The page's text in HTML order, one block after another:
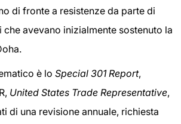
di fronte a resistenze da parte di
che avevano inizialmente sostenuto la
è lo Special 301 Report,
United States Trade Representative,
di una revisione annuale, richiesta